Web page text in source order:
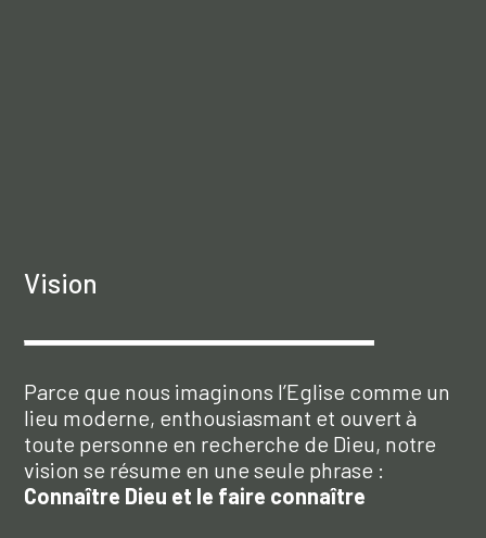
Vision
Parce que nous imaginons l’Eglise comme un
lieu moderne, enthousiasmant et ouvert à
toute personne en recherche de Dieu, notre
vision se résume en une seule phrase :
Connaître Dieu et le faire connaître